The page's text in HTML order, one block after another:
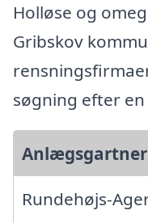
Holløse og
Gribskov
søgning efter
Anlægsgartner
Rundehøjs-